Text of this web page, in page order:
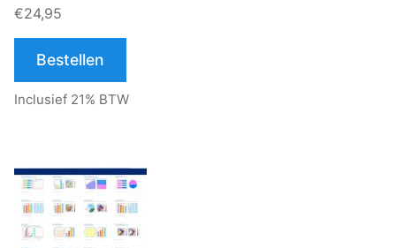
€24,95
Bestellen
Inclusief 21% BTW